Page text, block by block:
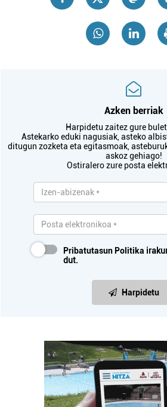
Azken berriak
Harpidetu zaitez gure
Astekarko eduki nagusiak, asteko
ditugun zozketa eta egitasmoak,
askoz gehiago!
Ostiralero zure posta
Pribatutasun Politika
dut.
Harpidetu